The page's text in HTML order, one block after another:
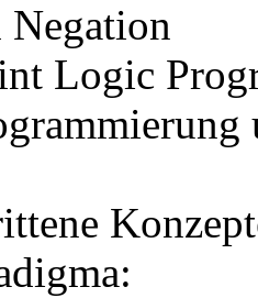
Negation
Logic